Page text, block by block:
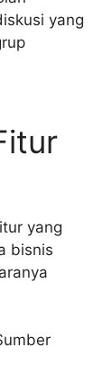
yang
yang
bisnis